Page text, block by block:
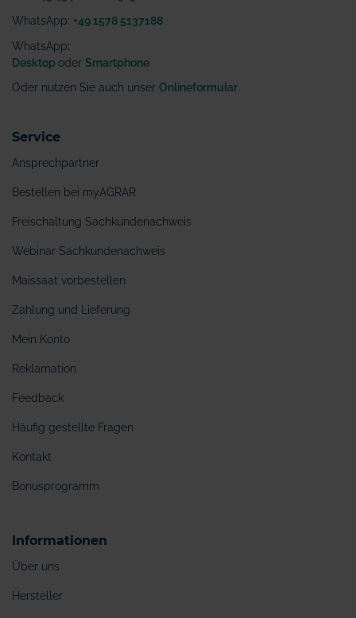
WhatsApp: +49 1578 5137188
WhatsApp:
Desktop oder Smartphone
Oder nutzen Sie auch unser Onlineformular
Service
Ansprechpartner
Bestellen bei myAGRAR
Freischaltung Sachkundenachweis
Webinar Sachkundenachweis
Maissaat vorbestellen
Zahlung und Lieferung
Mein Konto
Reklamation
Feedback
Häufig gestellte Fragen
Kontakt
Bonusprogramm
Informationen
Über uns
Hersteller